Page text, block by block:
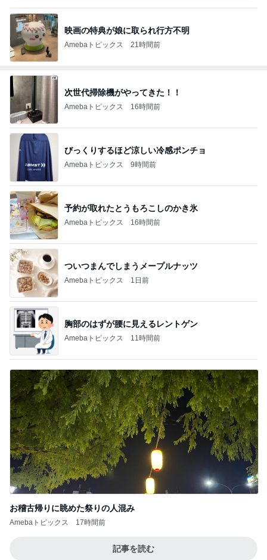
映画の特典が娘に取られ行方不明
Amebaトピックス 21時間前
次世代掃除機がやってきた！！
Amebaトピックス 16時間前
びっくりするほど涼しい冷感ポンチョ
Amebaトピックス 9時間前
予約が取れたとうもろこしのかき氷
Amebaトピックス 16時間前
ついつまんでしまうメープルナッツ
Amebaトピックス 1日前
胸部のはずが腰に見えるレントゲン
Amebaトピックス 11時間前
お稽古帰りに眺めた祭りの人混み
Amebaトピックス 17時間前
記事を読む